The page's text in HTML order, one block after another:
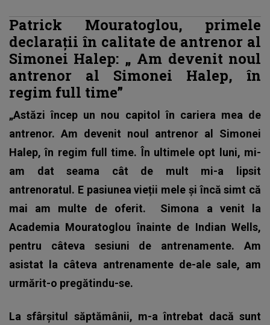
Patrick Mouratoglou, primele
declarații în calitate de antrenor al
Simonei Halep: „ Am devenit noul
antrenor al Simonei Halep, în
regim full time”
„Astăzi încep un nou capitol în cariera mea de
antrenor. Am devenit noul antrenor al Simonei
Halep, în regim full time. În ultimele opt luni, mi-
am dat seama cât de mult mi-a lipsit
antrenoratul. E pasiunea vieții mele și încă simt că
mai am multe de oferit. Simona a venit la
Academia Mouratoglou înainte de Indian Wells,
pentru câteva sesiuni de antrenamente. Am
asistat la câteva antrenamente de-ale sale, am
urmărit-o pregătindu-se.
La sfârșitul săptămânii, m-a întrebat dacă sunt